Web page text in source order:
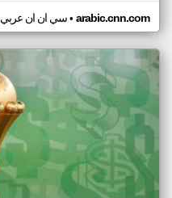
سي ان ان عربي• arabic.cnn.com